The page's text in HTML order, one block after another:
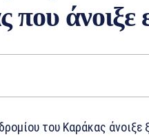
άνοιξε
του Καράκας άνοιξε